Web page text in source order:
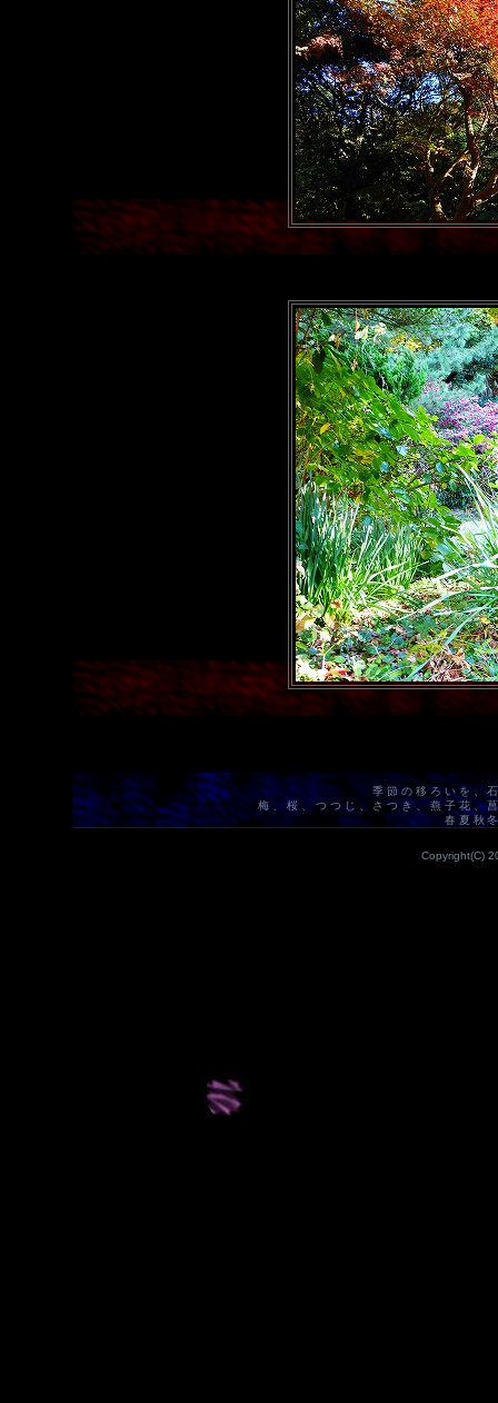
季節の移ろいを、
梅、桜、つつじ、さつき、燕子花、
春夏秋
Copyright(C)